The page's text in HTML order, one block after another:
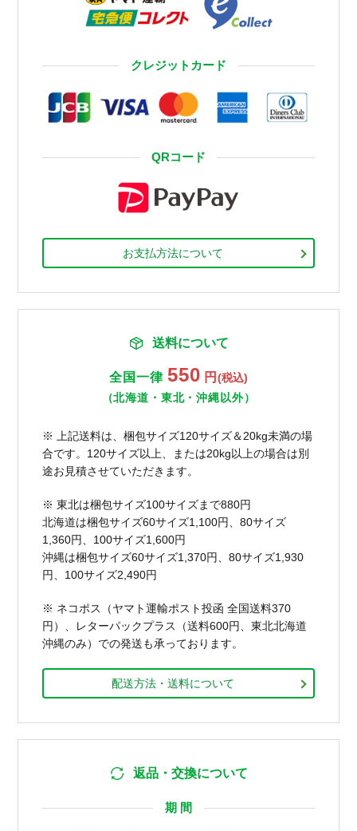
クレジットカード
QRコード
お支払方法について
送料について
全国一律 550 円 (税込)
（北海道・東北・沖縄以外）
※ 上記送料は、梱包サイズ120サイズ＆20kg未満の場
合です。120サイズ以上、または20kg以上の場合は別
途お見積させていただきます。
※ 東北は梱包サイズ100サイズまで880円
北海道は梱包サイズ60サイズ1,100円、80サイズ
1,360円、100サイズ1,600円
沖縄は梱包サイズ60サイズ1,370円、80サイズ1,930
円、100サイズ2,490円
※ ネコポス（ヤマト運輸ポスト投函 全国送料370
円）、レターパックプラス（送料600円、東北北海道
沖縄のみ）での発送も承っております。
配送方法・送料について
返品・交換について
期 間